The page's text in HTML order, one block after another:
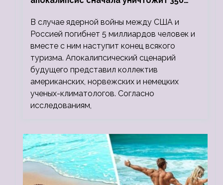
людей
В случае ядерной войны между США и
Россией погибнет 5 миллиардов человек и
вместе с ним наступит конец всякого
туризма. Апокалипсический сценарий
будущего представил коллектив
американских, норвежских и немецких
ученых-климатологов. Согласно
исследованиям,